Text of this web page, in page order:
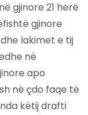
gjinore 21 herë
gjinore
lakimet e tij
në
apo
në çdo faqe të
këtij drafti